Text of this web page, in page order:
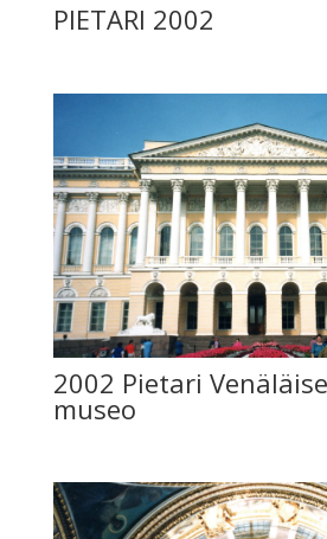
PIETARI 2002
2002 Pietari
museo